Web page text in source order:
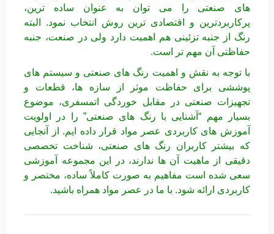
های صنعتی را می توان به عنوان ساده ترین،
پرکاربردترین و اقتصادی ترین روش انتخاب نمود. البته
رنگ از جنبه تزئینی هم اهمیت دارد ولی در صنعت، جنبه
حفاظتی آن مهم تر است.
با توجه به نقش و اهمیت رنگ های صنعتی و سیستم های
پوششی برای حفاظت موثر از سازه ها، قطعات و
تجهیزات صنعتی در مقابل خوردگی اتمسفری، موضوع
بسیار مهم “آشنایی با رنگ های صنعتی” را در اولویت
آموزش های کاربردی عصر مواد قرار داده ایم. از آنجایی
که بیشتر کاربران رنگ های صنعتی، شناخت تخصصی
دقیقی از ماهیت آن ها ندارند، در این مجموعه آموزشی
سعی شده است مفاهیم به صورت کاملاً ساده، مختصر و
کاربردی ارائه شود. با ما در عصر مواد همراه باشید.